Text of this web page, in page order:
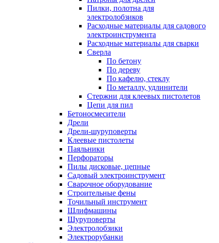
Пилки, полотна для
электролобзиков
Расходные материалы для садового
электроинструмента
Расходные материалы для сварки
Сверла
По бетону
По дереву
По кафелю, стеклу
По металлу, удлинители
Стержни для клеевых пистолетов
Цепи для пил
Бетоносмесители
Дрели
Дрели-шуруповерты
Клеевые пистолеты
Паяльники
Перфораторы
Пилы дисковые, цепные
Садовый электроинструмент
Сварочное оборудование
Строительные фены
Точильный инструмент
Шлифмашины
Шуруповерты
Электролобзики
Электрорубанки